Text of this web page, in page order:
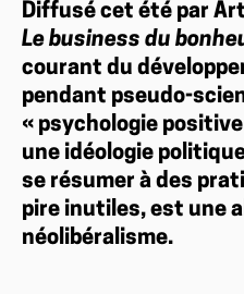
Diffusé cet été par
Le business du
courant du
pendant pseudo-
« psychologie
une idéologie
se résumer à des
pire inutiles, est une
néolibéralisme.